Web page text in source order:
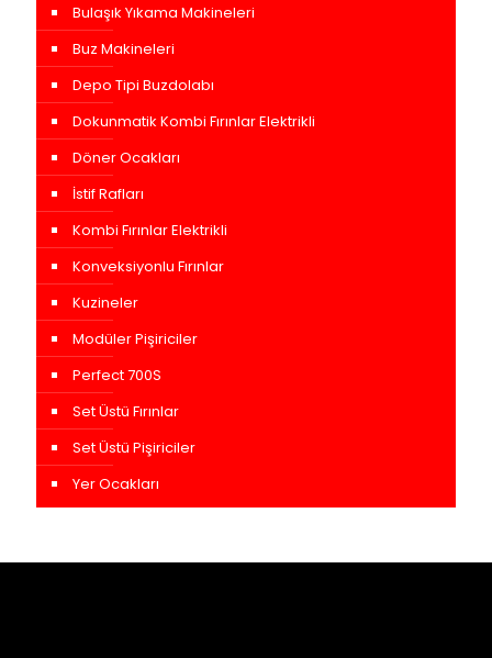
Bulaşık Yıkama Makineleri
Buz Makineleri
Depo Tipi Buzdolabı
Dokunmatik Kombi Fırınlar Elektrikli
Döner Ocakları
İstif Rafları
Kombi Fırınlar Elektrikli
Konveksiyonlu Fırınlar
Kuzineler
Modüler Pişiriciler
Perfect 700S
Set Üstü Fırınlar
Set Üstü Pişiriciler
Yer Ocakları